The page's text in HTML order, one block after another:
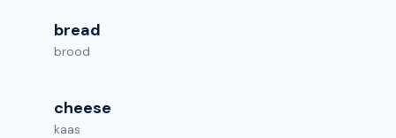
bread
brood
cheese
kaas